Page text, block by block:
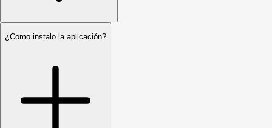
¿Como instalo la aplicación?